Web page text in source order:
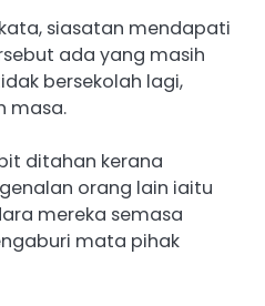
siasatan mendapati
ada yang masih
bersekolah lagi,
masa.
ditahan kerana
orang lain iaitu
mereka semasa
mata pihak